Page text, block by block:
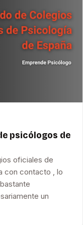
psicólogos de
oficiales de
con contacto , lo
un